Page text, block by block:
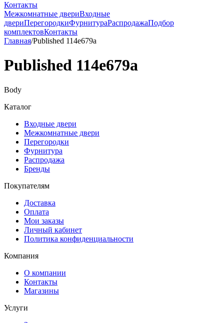
Контакты
Межкомнатные двериВходные
двериПерегородкиФурнитураРаспродажаПодбор
комплектовКонтакты
Главная/Published 114e679a
Published 114e679a
Body
Каталог
Входные двери
Межкомнатные двери
Перегородки
Фурнитура
Распродажа
Бренды
Покупателям
Доставка
Оплата
Мои заказы
Личный кабинет
Политика конфиденциальности
Компания
О компании
Контакты
Магазины
Услуги